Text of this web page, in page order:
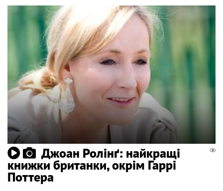
Джоан Ролінґ: найкращі
книжки британки, окрім Гаррі
Поттера